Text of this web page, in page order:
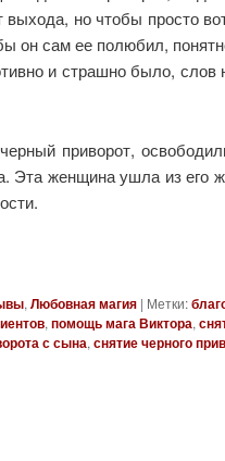
выхода, но чтобы просто
он сам ее полюбил,
и страшно было, слов
приворот,
Эта женщина ушла из его
,Любовная магия | Метки:
,помощь мага Виктора,
с сына,снятие черного